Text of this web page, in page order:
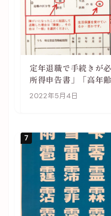
定年退職で手続きが
所得申告書」「高年
受給資格確認」
2022年5月4日
7